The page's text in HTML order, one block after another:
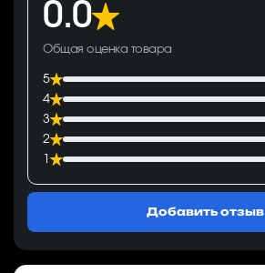
0.0
Общая оценка товара
5
4
3
2
Добавить отзыв